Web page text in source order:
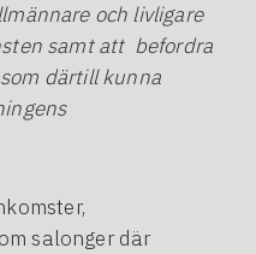
och livligare
samt att befordra
därtill kunna
salonger där